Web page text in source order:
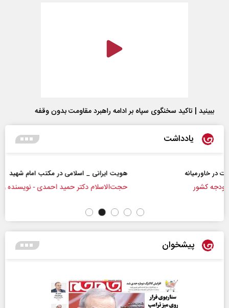
ببینید | تاکید سخنگوی سپاه بر ادامه راهبرد مقاومت بدون وقفه
یادداشت
هویت ایرانی _ اسلامی در مکتب امام شهید
حجت‌الاسلام دکتر حمید احمدی - نویسنده و پژوهشگر
پیشخوان